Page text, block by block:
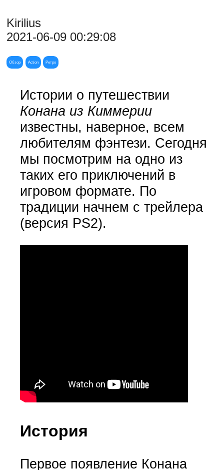
Kirilius
2021-06-09 00:29:08
Обзор Action Ретро
Истории о путешествии
Конана из Киммерии
известны, наверное, всем
любителям фэнтези. Сегодня
мы посмотрим на одно из
таких его приключений в
игровом формате. По
традиции начнем с трейлера
(версия PS2).
История
Первое появление Конана